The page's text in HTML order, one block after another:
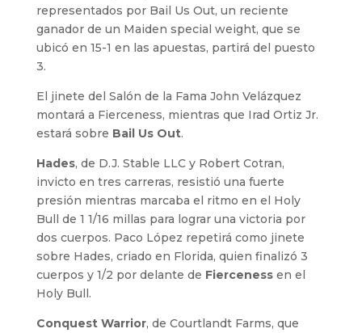
representados por Bail Us Out, un reciente
ganador de un Maiden special weight, que se
ubicó en 15-1 en las apuestas, partirá del puesto
3.
El jinete del Salón de la Fama John Velázquez
montará a Fierceness, mientras que Irad Ortiz Jr.
estará sobre Bail Us Out.
Hades, de D.J. Stable LLC y Robert Cotran,
invicto en tres carreras, resistió una fuerte
presión mientras marcaba el ritmo en el Holy
Bull de 1 1/16 millas para lograr una victoria por
dos cuerpos. Paco López repetirá como jinete
sobre Hades, criado en Florida, quien finalizó 3
cuerpos y 1/2 por delante de Fiercenessen el
Holy Bull.
Conquest Warrior, de Courtlandt Farms, que